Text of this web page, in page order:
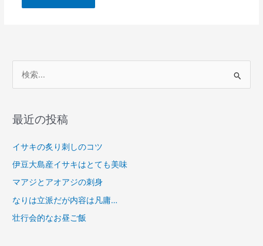
象
最近の投稿
イサキの炙り刺しのコツ
伊豆大島産イサキはとても美味
マアジとアオアジの刺身
なりは立派だが内容は凡庸…
壮行会的なお昼ご飯